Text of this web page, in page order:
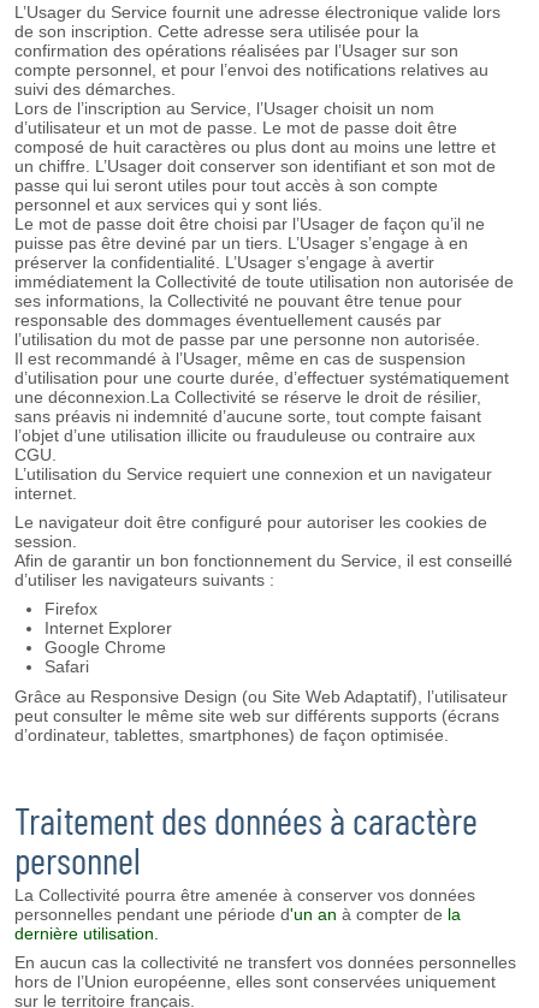
L’Usager du Service fournit une adresse électronique valide lors
de son inscription. Cette adresse sera utilisée pour la
confirmation des opérations réalisées par l’Usager sur son
compte personnel, et pour l’envoi des notifications relatives au
suivi des démarches.
Lors de l’inscription au Service, l’Usager choisit un nom
d’utilisateur et un mot de passe. Le mot de passe doit être
composé de huit caractères ou plus dont au moins une lettre et
un chiffre. L’Usager doit conserver son identifiant et son mot de
passe qui lui seront utiles pour tout accès à son compte
personnel et aux services qui y sont liés.
Le mot de passe doit être choisi par l’Usager de façon qu’il ne
puisse pas être deviné par un tiers. L’Usager s’engage à en
préserver la confidentialité. L’Usager s’engage à avertir
immédiatement la Collectivité de toute utilisation non autorisée de
ses informations, la Collectivité ne pouvant être tenue pour
responsable des dommages éventuellement causés par
l’utilisation du mot de passe par une personne non autorisée.
Il est recommandé à l’Usager, même en cas de suspension
d’utilisation pour une courte durée, d’effectuer systématiquement
une déconnexion.La Collectivité se réserve le droit de résilier,
sans préavis ni indemnité d’aucune sorte, tout compte faisant
l’objet d’une utilisation illicite ou frauduleuse ou contraire aux
CGU.
L’utilisation du Service requiert une connexion et un navigateur
internet.
Le navigateur doit être configuré pour autoriser les cookies de
session.
Afin de garantir un bon fonctionnement du Service, il est conseillé
d’utiliser les navigateurs suivants :
Firefox
Internet Explorer
Google Chrome
Safari
Grâce au Responsive Design (ou Site Web Adaptatif), l’utilisateur
peut consulter le même site web sur différents supports (écrans
d’ordinateur, tablettes, smartphones) de façon optimisée.
Traitement des données à caractère
personnel
La Collectivité pourra être amenée à conserver vos données
personnelles pendant une période d'un an à compter de la
dernière utilisation.
En aucun cas la collectivité ne transfert vos données personnelles
hors de l’Union européenne, elles sont conservées uniquement
sur le territoire français.